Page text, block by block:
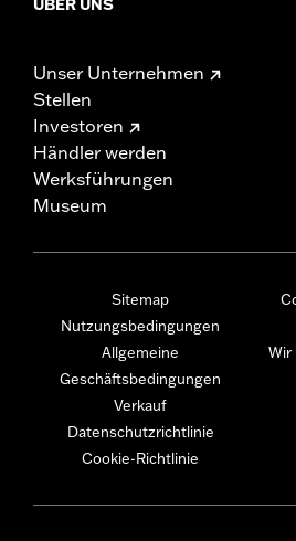
ÜBER UNS
Unser Unternehmen
Stellen
Investoren
Händler werden
Werksführungen
Museum
Sitemap
Nutzungsbedingungen
Allgemeine
Geschäftsbedingungen
Verkauf
Datenschutzrichtlinie
Cookie-Richtlinie
Wir